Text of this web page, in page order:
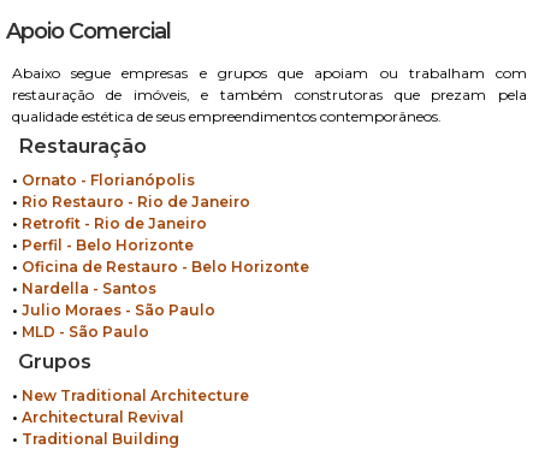
Apoio Comercial
Abaixo segue empresas e grupos que apoiam ou trabalham com
restauração de imóveis, e também construtoras que prezam pela
qualidade estética de seus empreendimentos contemporâneos.
Restauração
• Ornato - Florianópolis
• Rio Restauro - Rio de Janeiro
• Retrofit - Rio de Janeiro
• Perfil - Belo Horizonte
• Oficina de Restauro - Belo Horizonte
• Nardella - Santos
• Julio Moraes - São Paulo
• MLD - São Paulo
Grupos
• New Traditional Architecture
• Architectural Revival
• Traditional Building